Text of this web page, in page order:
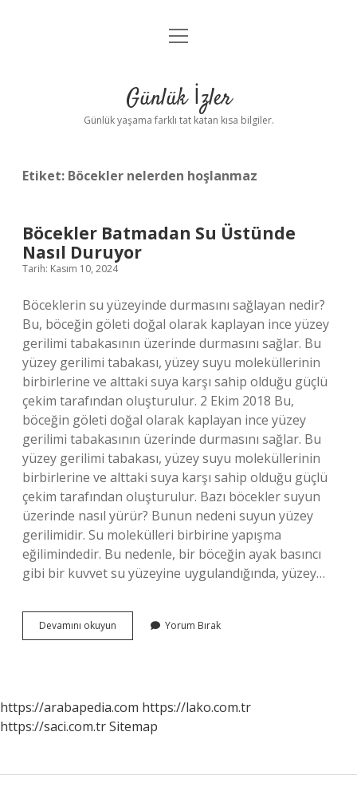
Anasayfa
Yasal Uyarı
menüyü
Günlük İzler
Günlük yaşama farklı tat katan kısa bilgiler.
Etiket: Böcekler nelerden hoşlanmaz
Böcekler Batmadan Su Üstünde
Nasıl Duruyor
Tarih: Kasım 10, 2024
Böceklerin su yüzeyinde durmasını sağlayan nedir?
Bu, böceğin göleti doğal olarak kaplayan ince yüzey
gerilimi tabakasının üzerinde durmasını sağlar. Bu
yüzey gerilimi tabakası, yüzey suyu moleküllerinin
birbirlerine ve alttaki suya karşı sahip olduğu güçlü
çekim tarafından oluşturulur. 2 Ekim 2018 Bu,
böceğin göleti doğal olarak kaplayan ince yüzey
gerilimi tabakasının üzerinde durmasını sağlar. Bu
yüzey gerilimi tabakası, yüzey suyu moleküllerinin
birbirlerine ve alttaki suya karşı sahip olduğu güçlü
çekim tarafından oluşturulur. Bazı böcekler suyun
üzerinde nasıl yürür? Bunun nedeni suyun yüzey
gerilimidir. Su molekülleri birbirine yapışma
eğilimindedir. Bu nedenle, bir böceğin ayak basıncı
gibi bir kuvvet su yüzeyine uygulandığında, yüzey…
Devamını okuyun Böcekler
Batmadan
Yorum Bırak
https://arabapedia.com https://lako.com.tr
https://saci.com.trSitemap